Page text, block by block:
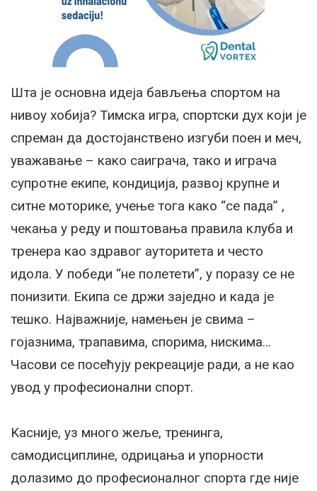
Шта је основна идеја бављења спортом на
нивоу хобија? Тимска игра, спортски дух који је
спреман да достојанствено изгуби поен и меч,
уважавање – како саиграча, тако и играча
супротне екипе, кондиција, развој крупне и
ситне моторике, учење тога како “се пада” ,
чекања у реду и поштовања правила клуба и
тренера као здравог ауторитета и често
идола. У победи “не полетети”, у поразу се не
понизити. Екипа се држи заједно и када је
тешко. Најважније, намењен је свима –
гојазнима, трапавима, спорима, нискима…
Часови се посећују рекреације ради, а не као
увод у професионални спорт.
Kасније, уз много жеље, тренинга,
самодисциплине, одрицања и упорности
долазимо до професионалног спорта где није